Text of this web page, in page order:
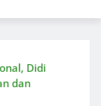
Didi
dan